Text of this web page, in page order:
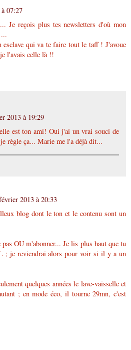
07:27
Je reçois plus tes newsletters d'où mon
esclave qui va te faire tout le taff ! J'avoue
l'avais celle là !!
2013 à 19:29
est ton ami! Oui j'ai un vrai souci de
règle ça... Marie me l'a déjà dit...
2013 à 20:33
blog dont le ton et le contenu sont un
OU m'abonner... Je lis plus haut que tu
; je reviendrai alors pour voir si il y a un
quelques années le lave-vaisselle et
; en mode éco, il tourne 29mn, c'est